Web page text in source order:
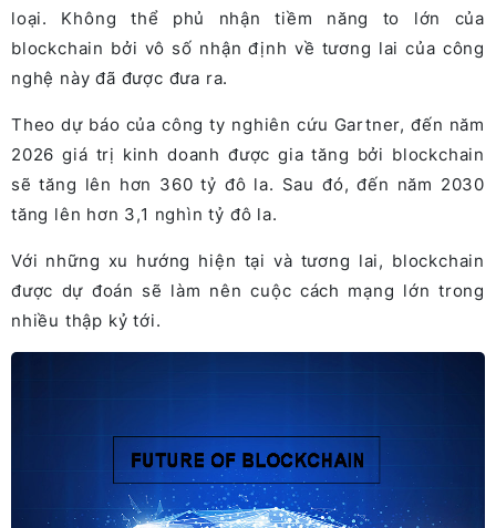
loại. Không thể phủ nhận tiềm năng to lớn của
blockchain bởi vô số nhận định về tương lai của công
nghệ này đã được đưa ra.
Theo dự báo của công ty nghiên cứu Gartner, đến năm
2026giá trị kinh doanh được gia tăng bởi blockchain
sẽ tăng lên hơn 360 tỷ đô la. Sau đó, đến năm 2030
tăng lên hơn 3,1 nghìn tỷ đô la.
Với những xu hướng hiện tại và tương lai, blockchain
được dự đoán sẽ làm nên cuộc cách mạng lớn trong
nhiều thập kỷ tới.